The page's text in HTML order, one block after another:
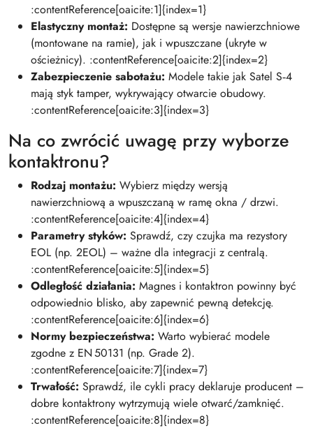
:contentReference[oaicite:1]{index=1}
Elastyczny montaż: Dostępne są wersje nawierzchniowe
(montowane na ramie), jak i wpuszczane (ukryte w
ościeżnicy). :contentReference[oaicite:2]{index=2}
Zabezpieczenie sabotażu: Modele takie jak Satel S‑4
mają styk tamper, wykrywający otwarcie obudowy.
:contentReference[oaicite:3]{index=3}
Na co zwrócić uwagę przy wyborze
kontaktronu?
Rodzaj montażu: Wybierz między wersją
nawierzchniową a wpuszczaną w ramę okna / drzwi.
:contentReference[oaicite:4]{index=4}
Parametry styków: Sprawdź, czy czujka ma rezystory
EOL (np. 2EOL) – ważne dla integracji z centralą.
:contentReference[oaicite:5]{index=5}
Odległość działania: Magnes i kontaktron powinny być
odpowiednio blisko, aby zapewnić pewną detekcję.
:contentReference[oaicite:6]{index=6}
Normy bezpieczeństwa: Warto wybierać modele
zgodne z EN 50131 (np. Grade 2).
:contentReference[oaicite:7]{index=7}
Trwałość: Sprawdź, ile cykli pracy deklaruje producent –
dobre kontaktrony wytrzymują wiele otwarć/zamknięć.
:contentReference[oaicite:8]{index=8}